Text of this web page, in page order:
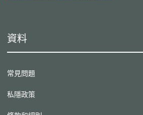
資料
常見問題
私隱政策